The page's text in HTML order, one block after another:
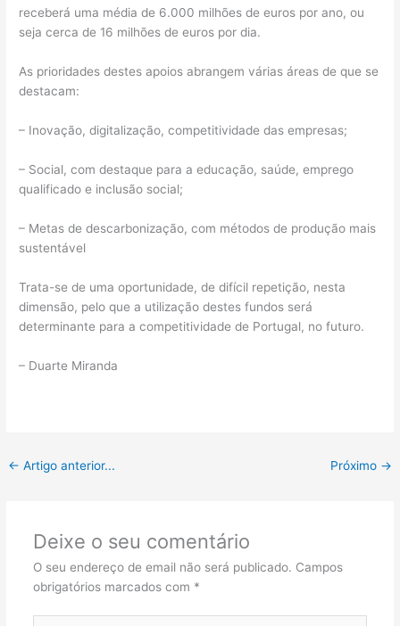
receberá uma média de 6.000 milhões de euros por ano, ou
seja cerca de 16 milhões de euros por dia.
As prioridades destes apoios abrangem várias áreas de que se
destacam:
– Inovação, digitalização, competitividade das empresas;
– Social, com destaque para a educação, saúde, emprego
qualificado e inclusão social;
– Metas de descarbonização, com métodos de produção mais
sustentável
Trata-se de uma oportunidade, de difícil repetição, nesta
dimensão, pelo que a utilização destes fundos será
determinante para a competitividade de Portugal, no futuro.
– Duarte Miranda
← Artigo anterior... Próximo →
Deixe o seu comentário
O seu endereço de email não será publicado. Campos
obrigatórios marcados com *